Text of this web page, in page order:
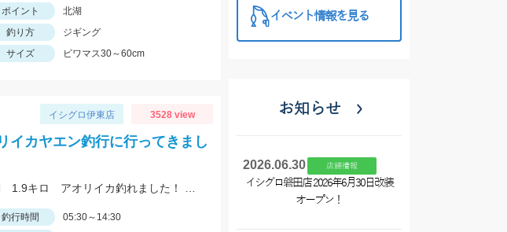
ポイント
北湖
釣り方
ジギング
サイズ ビワマス30～60cm
イシグロ伊東店 3528 view
イカヤエン釣行に行ってきまし
釣行時間
05:30～14:30
イベント情報を見る
お知らせ
2026.06.30 店舗情報
イシグロ磐田店 2026年6月30日改装
オープン！